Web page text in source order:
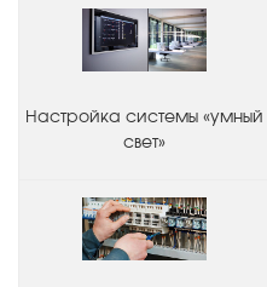
Настройка системы «умный
свет»